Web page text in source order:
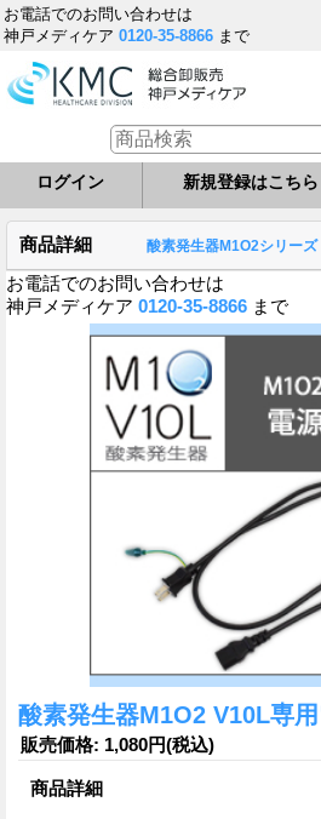
お電話でのお問い合わせは
神戸メディケア 0120-35-8866 まで
ログイン 新規登録はこちら
商品詳細 酸素発生器M1O2シリー
お電話でのお問い合わせは
神戸メディケア 0120-35-8866 まで
酸素発生器M1O2 V10L専
販売価格: 1,080円(税込)
商品詳細